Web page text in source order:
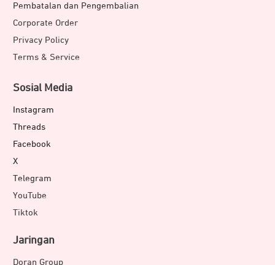
Pembatalan dan Pengembalian
Corporate Order
Privacy Policy
Terms & Service
Sosial Media
Instagram
Threads
Facebook
X
Telegram
YouTube
Tiktok
Jaringan
Doran Group